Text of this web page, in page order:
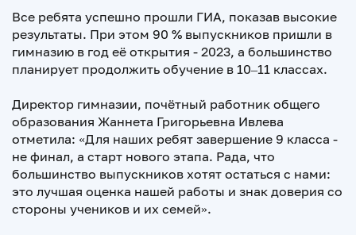
Все ребята успешно прошли ГИА, показав высокие
результаты. При этом 90 % выпускников пришли в
гимназию в год её открытия - 2023, а большинство
планирует продолжить обучение в 10–11 классах.
Директор гимназии, почётный работник общего
образования Жаннета Григорьевна Ивлева
отметила: «Для наших ребят завершение 9 класса -
не финал, а старт нового этапа. Рада, что
большинство выпускников хотят остаться с нами:
это лучшая оценка нашей работы и знак доверия со
стороны учеников и их семей».